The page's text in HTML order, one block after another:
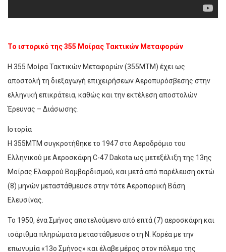
Το ιστορικό της 355 Μοίρας Τακτικών Μεταφορών
Η 355 Μοίρα Τακτικών Μεταφορών (355ΜΤΜ) έχει ως
αποστολή τη διεξαγωγή επιχειρήσεων Αεροπυρόσβεσης στην
ελληνική επικράτεια, καθώς και την εκτέλεση αποστολών
Έρευνας – Διάσωσης.
Ιστορία
Η 355ΜΤΜ συγκροτήθηκε το 1947 στο Αεροδρόμιο του
Ελληνικού με Αεροσκάφη C-47 Dakota ως μετεξέλιξη της 13ης
Μοίρας Ελαφρού Βομβαρδισμού, και μετά από παρέλευση οκτώ
(8) μηνών μεταστάθμευσε στην τότε Αεροπορική Βάση
Ελευσίνας.
Το 1950, ένα Σμήνος αποτελούμενο από επτά (7) αεροσκάφη και
ισάριθμα πληρώματα μεταστάθμευσε στη Ν. Κορέα με την
επωνυμία «13ο Σμήνος» και έλαβε μέρος στον πόλεμο της